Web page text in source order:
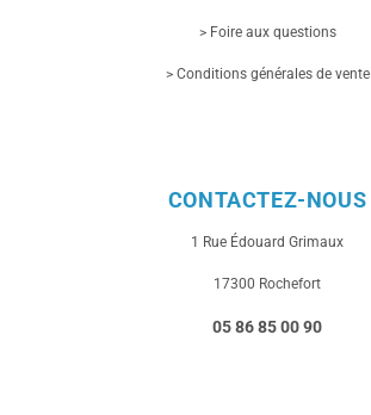
> Foire aux questions
> Conditions générales de vente
CONTACTEZ-NOUS
1 Rue Édouard Grimaux
17300 Rochefort
05 86 85 00 90